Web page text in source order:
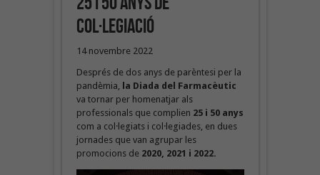
col·legiació
14 novembre 2022
Després de dos anys de parèntesi per la
pandèmia,
la Diada del Farmacèutic
va tornar per homenatjar als
professionals que complien 25 i 50 anys
com a col·legiats i col·legiades, en dues
jornades que van agrupar les
promocions de2020, 2021 i 2022.